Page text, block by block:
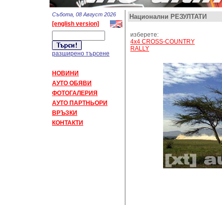
Събота, 08 Август 2026
[english version]
разширено търсене
НОВИНИ
АУТО ОБЯВИ
ФОТОГАЛЕРИЯ
АУТО ПАРТНЬОРИ
ВРЪЗКИ
КОНТАКТИ
Национални РЕЗУЛТАТИ
изберете:
4x4 CROSS-COUNTRY
RALLY